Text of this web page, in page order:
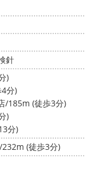
針
)
分)
/185m (徒歩3分)
)
分)
(徒歩3分)